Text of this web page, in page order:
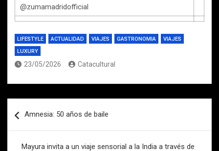
@zumamadridofficial
LIFESTYLE ACTUALIDAD VIAJES GASTRONOMIA
VIAJES
LUXURY
23/05/2026 Catacultural
de
Amnesia: 50 años de baile
Mayura invita a un viaje sensorial a la India a través de